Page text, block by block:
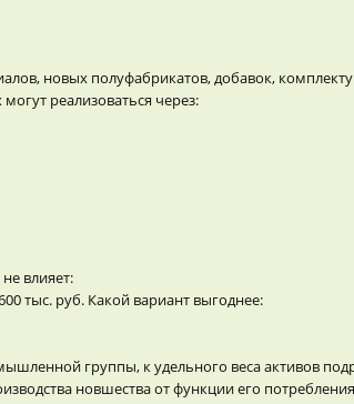
новых полуфабрикатов, добавок,
реализоваться через:
влияет:
тыс. руб. Какой вариант выгоднее:
группы, к удельного веса активов
новшества от функции его